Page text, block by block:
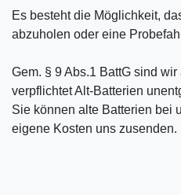
Es besteht die Möglichkeit,
abzuholen oder eine
Gem. § 9 Abs.1 BattG sind
verpflichtet Alt-Batterien
Sie können alte Batterien bei
eigene Kosten uns zusenden.